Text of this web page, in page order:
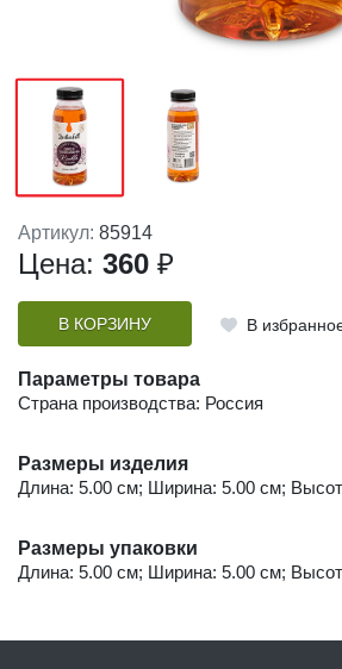
Артикул: 85914
Цена: 360 ₽
В КОРЗИНУ В
Параметры товара
Страна производства: Россия
Размеры изделия
Длина: 5.00 см; Ширина: 5.00 см;
Размеры упаковки
Длина: 5.00 см; Ширина: 5.00 см;